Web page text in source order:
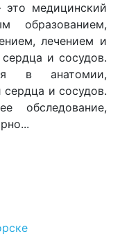
это медицинский
образованием,
лечением и
и сосудов.
в анатомии,
и сосудов.
обследование,